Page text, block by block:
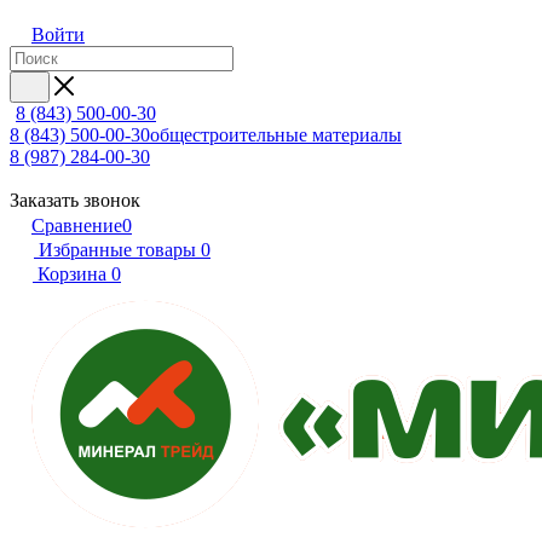
Войти
8 (843) 500-00-30
8 (843) 500-00-30общестроительные материалы
8 (987) 284-00-30
Заказать звонок
Сравнение0
Избранные товары 0
Корзина 0